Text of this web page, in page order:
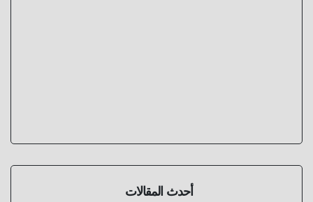
أحدث المقالات